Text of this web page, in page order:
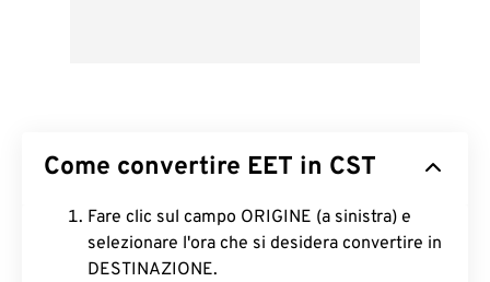
Come convertire EET in CST
Fare clic sul campo ORIGINE (a sinistra) e
selezionare l'ora che si desidera convertire in
DESTINAZIONE.